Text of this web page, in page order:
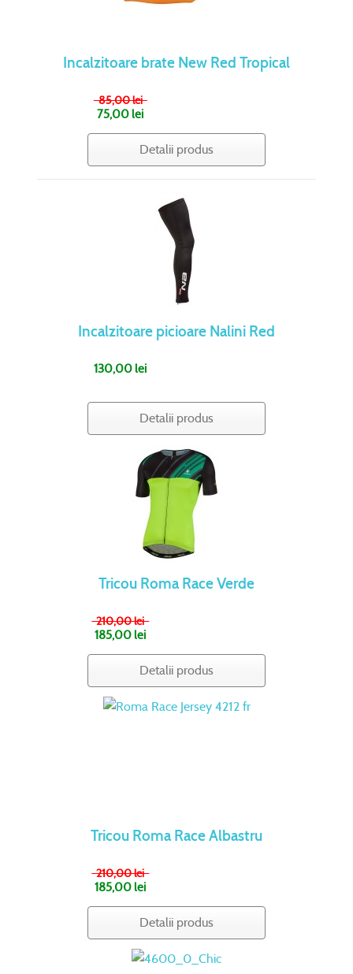
Incalzitoare brate New Red Tropical
85,00 lei
75,00 lei
Detalii produs
Incalzitoare picioare Nalini Red
130,00 lei
Detalii produs
Tricou Roma Race Verde
210,00 lei
185,00 lei
Detalii produs
Tricou Roma Race Albastru
210,00 lei
185,00 lei
Detalii produs